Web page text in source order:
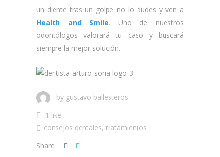
un diente tras un golpe no lo dudes y ven a
Health and Smile. Uno de nuestros
odontólogos valorará tu caso y buscará
siempre la mejor solución.
by gustavo ballesteros
1 like
consejos dentales, tratamientos
Share